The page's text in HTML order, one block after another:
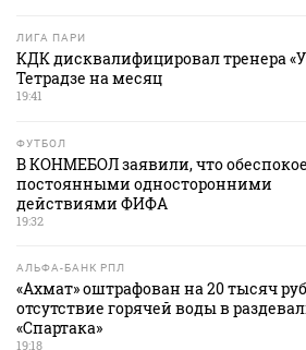
ЛИГА ПАРИ
КДК дисквалифицировал тренера
Тетрадзе на месяц
19:41
ФУТБОЛ
В КОНМЕБОЛ заявили, что
постоянными односторонними
действиями ФИФА
19:32
АЛЬФА-БАНК РПЛ
«Ахмат» оштрафован на 20 тысяч
отсутствие горячей воды в
«Спартака»
19:18